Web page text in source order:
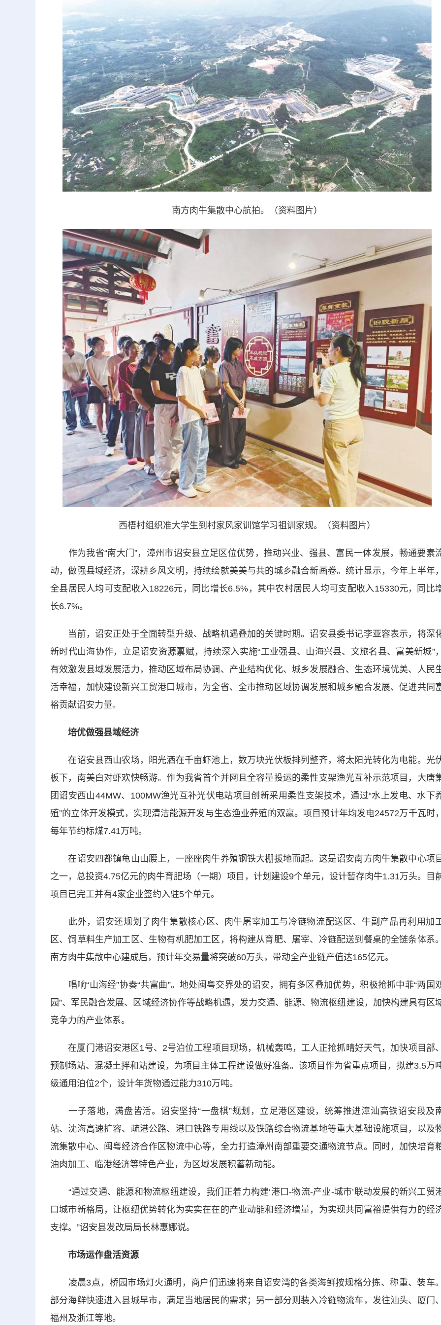
南方肉牛集散中心航拍。（资料图片）
西梧村组织准大学生到村家风家训馆学习祖训家规。（资料图片）
作为我省“南大门”，漳州市诏安县立足区位优势，推动兴业、强县、富民一体发展，畅通要素
动，做强县域经济，深耕乡风文明，持续绘就美美与共的城乡融合新画卷。统计显示，今年上半年，
全县居民人均可支配收入18226元，同比增长6.5%，其中农村居民人均可支配收入15330元，同比
长6.7%。
当前，诏安正处于全面转型升级、战略机遇叠加的关键时期。诏安县委书记李亚容表示，将深
新时代山海协作，立足诏安资源禀赋，持续深入实施“工业强县、山海兴县、文旅名县、富美新城”，
有效激发县域发展活力，推动区域布局协调、产业结构优化、城乡发展融合、生态环境优美、人民
活幸福，加快建设新兴工贸港口城市，为全省、全市推动区域协调发展和城乡融合发展、促进共同
裕贡献诏安力量。
培优做强县域经济
在诏安县西山农场，阳光洒在千亩虾池上，数万块光伏板排列整齐，将太阳光转化为电能。光
板下，南美白对虾欢快畅游。作为我省首个并网且全容量投运的柔性支架渔光互补示范项目，大唐
团诏安西山44MW、100MW渔光互补光伏电站项目创新采用柔性支架技术，通过“水上发电、水下
殖”的立体开发模式，实现清洁能源开发与生态渔业养殖的双赢。项目预计年均发电24572万千瓦时，
每年节约标煤7.41万吨。
在诏安四都镇龟山山腰上，一座座肉牛养殖钢铁大棚拔地而起。这是诏安南方肉牛集散中心项
之一，总投资4.75亿元的肉牛育肥场（一期）项目，计划建设9个单元，设计暂存肉牛1.31万头。目
项目已完工并有4家企业签约入驻5个单元。
此外，诏安还规划了肉牛集散核心区、肉牛屠宰加工与冷链物流配送区、牛副产品再利用加
区、饲草料生产加工区、生物有机肥加工区，将构建从育肥、屠宰、冷链配送到餐桌的全链条体系。
南方肉牛集散中心建成后，预计年交易量将突破60万头，带动全产业链产值达165亿元。
唱响“山海经”协奏“共富曲”。地处闽粤交界处的诏安，拥有多区叠加优势，积极抢抓中菲“两国
园”、军民融合发展、区域经济协作等战略机遇，发力交通、能源、物流枢纽建设，加快构建具有区
竞争力的产业体系。
在厦门港诏安港区1号、2号泊位工程项目现场，机械轰鸣，工人正抢抓晴好天气，加快项目部、
预制场站、混凝土拌和站建设，为项目主体工程建设做好准备。该项目作为省重点项目，拟建3.5万
级通用泊位2个，设计年货物通过能力310万吨。
一子落地，满盘皆活。诏安坚持“一盘棋”规划，立足港区建设，统筹推进漳汕高铁诏安段及
站、沈海高速扩容、疏港公路、港口铁路专用线以及铁路综合物流基地等重大基础设施项目，以及
流集散中心、闽粤经济合作区物流中心等，全力打造漳州南部重要交通物流节点。同时，加快培育
油肉加工、临港经济等特色产业，为区域发展积蓄新动能。
“通过交通、能源和物流枢纽建设，我们正着力构建‘港口-物流-产业-城市’联动发展的新兴工贸
口城市新格局，让枢纽优势转化为实实在在的产业动能和经济增量，为实现共同富裕提供有力的经
支撑。”诏安县发改局局长林惠娜说。
市场运作盘活资源
凌晨3点，桥园市场灯火通明，商户们迅速将来自诏安湾的各类海鲜按规格分拣、称重、装车。
部分海鲜快速进入县城早市，满足当地居民的需求；另一部分则装入冷链物流车，发往汕头、厦门、
福州及浙江等地。